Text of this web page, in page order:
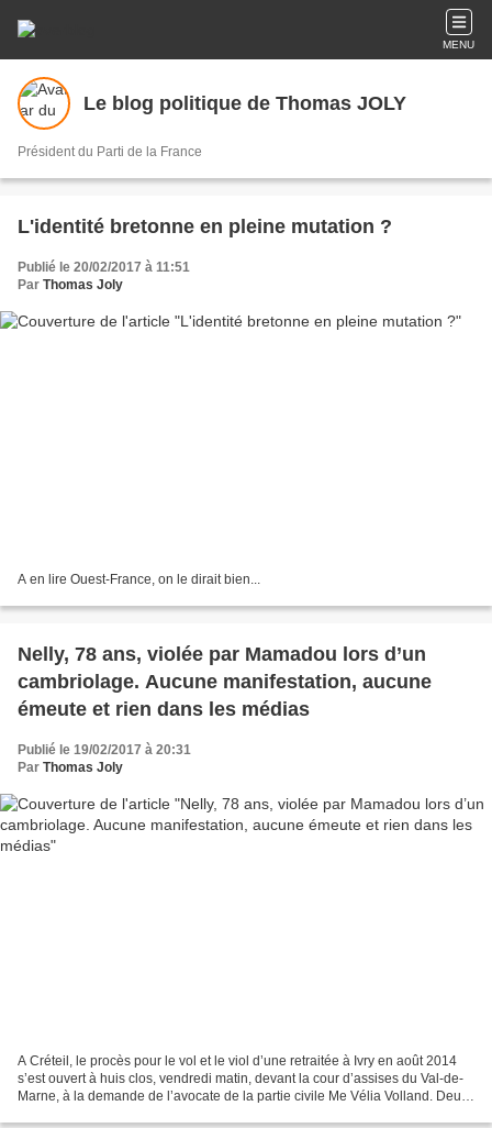
MENU
Le blog politique de Thomas JOLY
Président du Parti de la France
L'identité bretonne en pleine mutation ?
Publié le 20/02/2017 à 11:51
Par Thomas Joly
A en lire Ouest-France, on le dirait bien...
Nelly, 78 ans, violée par Mamadou lors d’un
cambriolage. Aucune manifestation, aucune
émeute et rien dans les médias
Publié le 19/02/2017 à 20:31
Par Thomas Joly
A Créteil, le procès pour le vol et le viol d’une retraitée à Ivry en août 2014
s’est ouvert à huis clos, vendredi matin, devant la cour d’assises du Val-de-
Marne, à la demande de l’avocate de la partie civile Me Vélia Volland. Deux